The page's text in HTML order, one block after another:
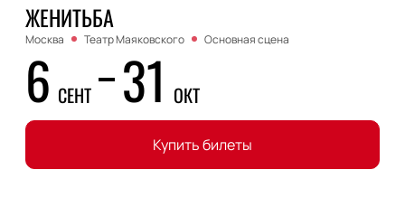
ЖЕНИТЬБА
Москва Театр Маяковского Основная сцена
6 СЕНТ 31 ОКТ
Купить билеты